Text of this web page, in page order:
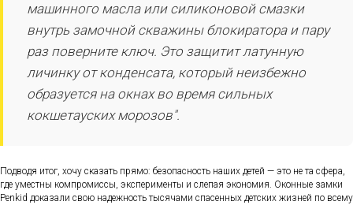
машинного масла или силиконовой смазки
внутрь замочной скважины блокиратора и пару
раз поверните ключ. Это защитит латунную
личинку от конденсата, который неизбежно
образуется на окнах во время сильных
кокшетауских морозов".
Подводя итог, хочу сказать прямо: безопасность наших детей — это не та сфера,
где уместны компромиссы, эксперименты и слепая экономия. Оконные замки
Penkid доказали свою надежность тысячами спасенных детских жизней по всему